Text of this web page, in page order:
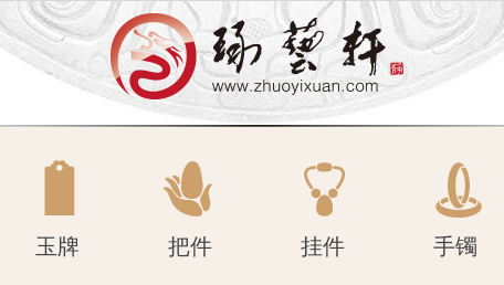
南红 轻奢 名作 已售
玉牌 把件 挂件 手镯